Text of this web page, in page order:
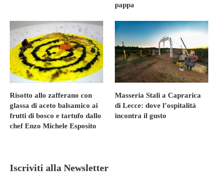
pappa
Risotto allo zafferano con
glassa di aceto balsamico ai
frutti di bosco e tartufo dallo
chef Enzo Michele Esposito
Masseria Stali a Caprarica
di Lecce: dove l’ospitalità
incontra il gusto
Iscriviti alla Newsletter